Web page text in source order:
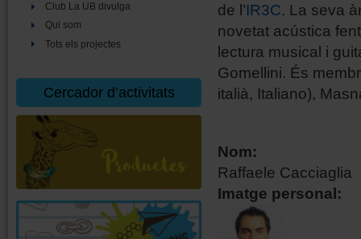
Club La UB divulga
Qui som
Tots els projectes
Cercador d’activitats
de l’IR3C. La seva
novetat acústica
lectura musical i
Gomellini. És
italià, Italiano),
Nom:
Raffaele Cacciaglia
Imatge personal: